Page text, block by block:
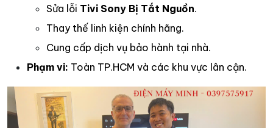
Sửa lỗi Tivi Sony Bị Tắt Nguồn.
Thay thế linh kiện chính hãng.
Cung cấp dịch vụ bảo hành tại nhà.
Phạm vi: Toàn TP.HCM và các khu vực lân cận.